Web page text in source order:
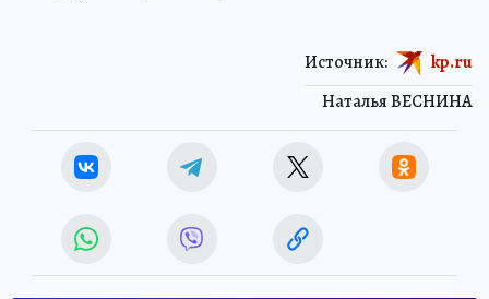
Наталья ВЕСНИНА
Источник: kp.ru